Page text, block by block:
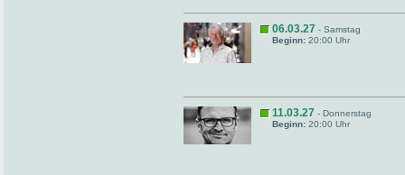
06.03.27 - Samstag
Beginn: 20:00 Uhr
11.03.27 - Donnerstag
Beginn: 20:00 Uhr